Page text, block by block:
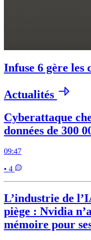
Infuse 6 gère les
Actualités
Cyberattaque
données de 300
09:47
• 4
L’industrie de
piège : Nvidia
mémoire pour